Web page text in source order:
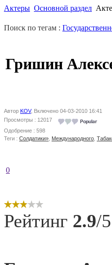
Актеры Основной раздел
Поиск по тегам :
Гришин
Автор KOV, Включено 04-03-2010 16:41
Просмотры : 12017
Одобрение : 598
Теги : Солдатики» Международного
0
Рейтинг 2.9/